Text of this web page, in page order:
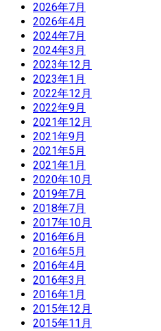
2026年7月
2026年4月
2024年7月
2024年3月
2023年12月
2023年1月
2022年12月
2022年9月
2021年12月
2021年9月
2021年5月
2021年1月
2020年10月
2019年7月
2018年7月
2017年10月
2016年6月
2016年5月
2016年4月
2016年3月
2016年1月
2015年12月
2015年11月